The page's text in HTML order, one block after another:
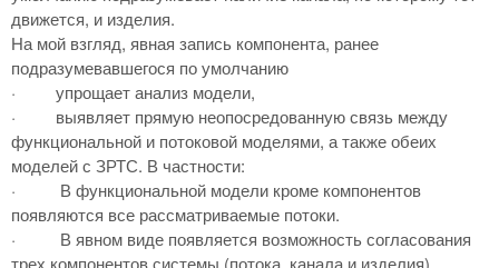
движется, и изделия.
На мой взгляд, явная запись компонента, ранее
подразумевавшегося по умолчанию
·
упрощает анализ модели,
·
выявляет прямую неопосредованную связь между
функциональной и потоковой моделями, а также обеих
моделей с ЗРТС. В частности:
·
В функциональной модели кроме компонентов
появляются все рассматриваемые потоки.
·
В явном виде появляется возможность согласования
трех компонентов системы (потока, канала и изделия),